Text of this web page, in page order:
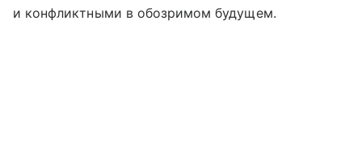
и конфликтными в обозримом будущем.